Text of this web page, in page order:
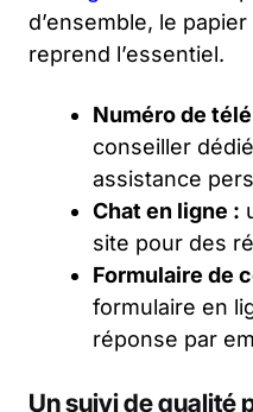
d’ensemble, le
reprend l’essentiel.
Numéro de
conseiller
assistance
Chat en ligne :
site pour des
Formulaire de
formulaire en
réponse par
Un suivi de qualité